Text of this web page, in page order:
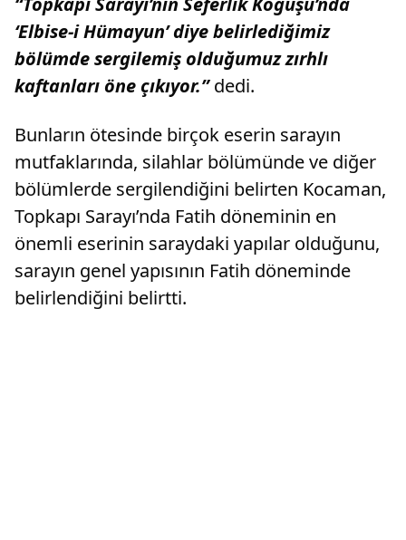
‘Elbise-i Hümayun’ diye belirlediğimiz
bölümde sergilemiş olduğumuz zırhlı
kaftanları öne çıkıyor.”dedi.
Bunların ötesinde birçok eserin sarayın
mutfaklarında, silahlar bölümünde ve diğer
bölümlerde sergilendiğini belirten Kocaman,
Topkapı Sarayı’nda Fatih döneminin en
önemli eserinin saraydaki yapılar olduğunu,
sarayın genel yapısının Fatih döneminde
belirlendiğini belirtti.